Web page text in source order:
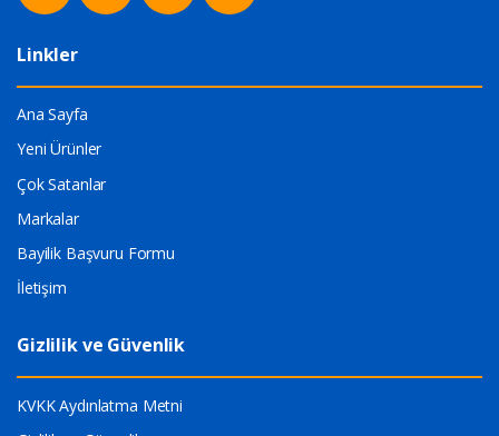
Linkler
Ana Sayfa
Yeni Ürünler
Çok Satanlar
Markalar
Bayilik Başvuru Formu
İletişim
Gizlilik ve Güvenlik
KVKK Aydınlatma Metni